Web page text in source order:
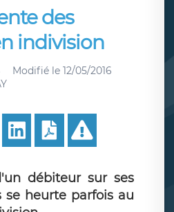
des
indivision
Modifié le 12/05/2016
débiteur sur ses
se heurte parfois au